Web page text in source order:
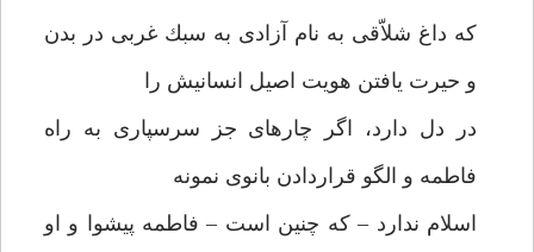
كه داغ شلاّقى به نام آزادى به سبك غربى در بدن
و حيرت يافتن هويت اصيل انسانيش را
در دل دارد، اگر چاره‏اى جز سرسپارى به راه
فاطمه و الگو قراردادن بانوى نمونه
اسلام ندارد – كه چنين است – فاطمه پيشوا و او